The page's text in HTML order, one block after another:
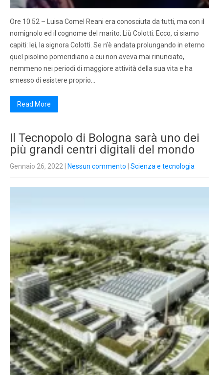
Ore 10.52 – Luisa Comel Reani era conosciuta da tutti, ma con il
nomignolo ed il cognome del marito: Liù Colotti. Ecco, ci siamo
capiti: lei, la signora Colotti. Se n’è andata prolungando in eterno
quel pisolino pomeridiano a cui non aveva mai rinunciato,
nemmeno nei periodi di maggiore attività della sua vita e ha
smesso di esistere proprio…
Read More
Il Tecnopolo di Bologna sarà uno dei
più grandi centri digitali del mondo
Gennaio 26, 2022 Nessun commento Scienza e tecnologia